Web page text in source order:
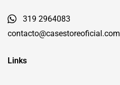
319 2964083
contacto@casestoreoficial.com
Links